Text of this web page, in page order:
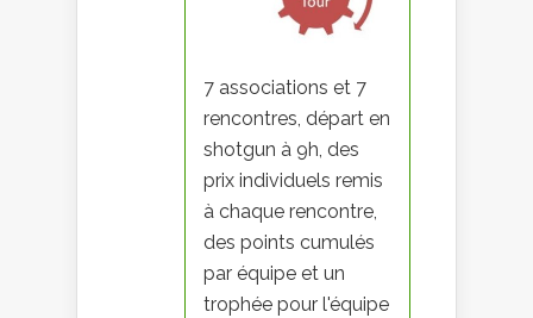
7 associations et 7
rencontres, départ en
shotgun à 9h, des
prix individuels remis
à chaque rencontre,
des points cumulés
par équipe et un
trophée pour l'équipe